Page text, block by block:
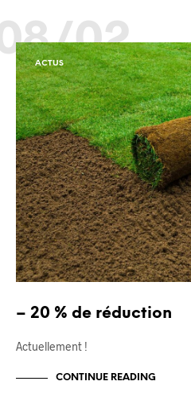
02
ACTUS
– 20 % de réduction
Actuellement !
CONTINUE READING